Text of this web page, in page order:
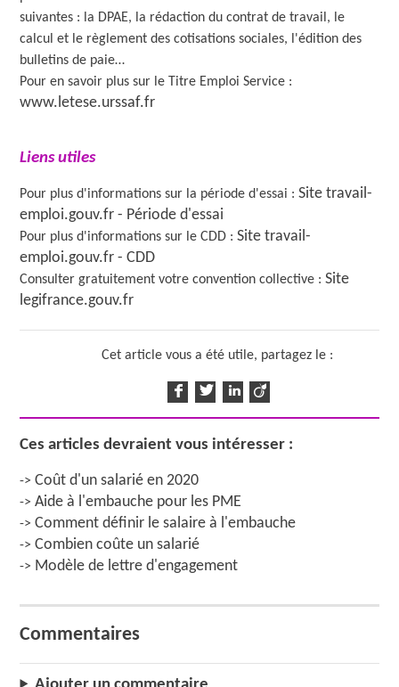
suivantes : la DPAE, la rédaction du contrat de travail, le
calcul et le règlement des cotisations sociales, l'édition des
bulletins de paie…
Pour en savoir plus sur le Titre Emploi Service :
www.letese.urssaf.fr
Liens utiles
Pour plus d'informations sur la période d'essai :Site travail-
emploi.gouv.fr - Période d'essai
Pour plus d'informations sur le CDD :Site travail-
emploi.gouv.fr - CDD
Consulter gratuitement votre convention collective :Site
legifrance.gouv.fr
Cet article vous a été utile, partagez le :
Ces articles devraient vous intéresser :
->Coût d'un salarié en 2020
->Aide à l'embauche pour les PME
->Comment définir le salaire à l'embauche
->Combien coûte un salarié
-> Modèle de lettre d'engagement
Commentaires